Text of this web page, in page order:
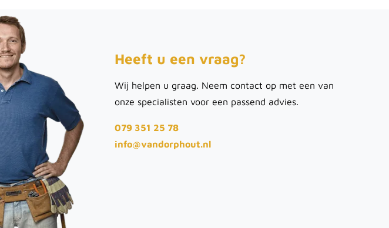
Heeft u een vraag?
Wij helpen u graag. Neem contact op met een van
onze specialisten voor een passend advies.
079 351 25 78
info@vandorphout.nl